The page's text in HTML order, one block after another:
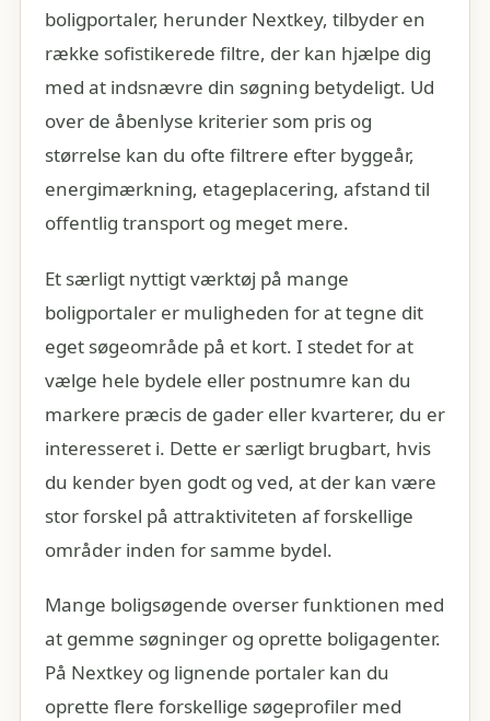
boligportaler, herunder Nextkey, tilbyder en
række sofistikerede filtre, der kan hjælpe dig
med at indsnævre din søgning betydeligt. Ud
over de åbenlyse kriterier som pris og
størrelse kan du ofte filtrere efter byggeår,
energimærkning, etageplacering, afstand til
offentlig transport og meget mere.
Et særligt nyttigt værktøj på mange
boligportaler er muligheden for at tegne dit
eget søgeområde på et kort. I stedet for at
vælge hele bydele eller postnumre kan du
markere præcis de gader eller kvarterer, du er
interesseret i. Dette er særligt brugbart, hvis
du kender byen godt og ved, at der kan være
stor forskel på attraktiviteten af forskellige
områder inden for samme bydel.
Mange boligsøgende overser funktionen med
at gemme søgninger og oprette boligagenter.
På Nextkey og lignende portaler kan du
oprette flere forskellige søgeprofiler med